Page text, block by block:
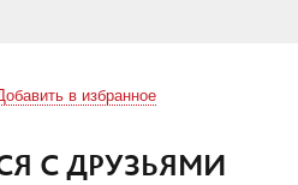
в избранное
С ДРУЗЬЯМИ